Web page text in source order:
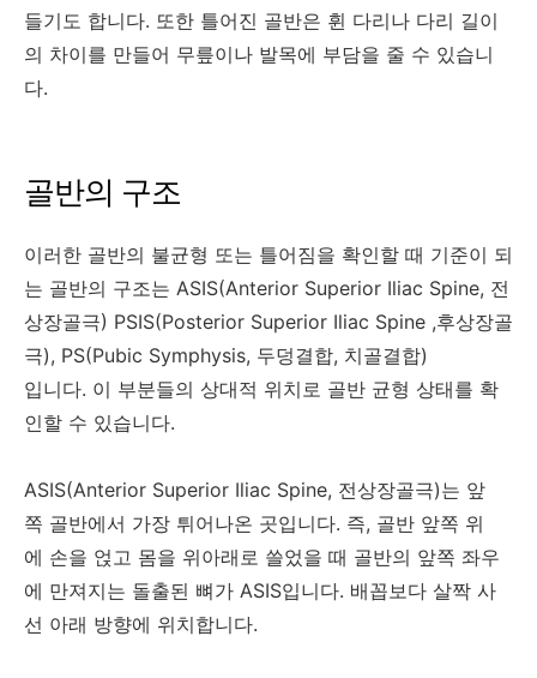
들기도 합니다. 또한 틀어진 골반은 휜 다리나 다리 길이
의 차이를 만들어 무릎이나 발목에 부담을 줄 수 있습니
다.
골반의 구조
이러한 골반의 불균형 또는 틀어짐을 확인할 때 기준이 되
는 골반의 구조는 ASIS(Anterior Superior Iliac Spine, 전
상장골극) PSIS(Posterior Superior Iliac Spine ,후상장골
극), PS(Pubic Symphysis, 두덩결합, 치골결합)
입니다. 이 부분들의 상대적 위치로 골반 균형 상태를 확
인할 수 있습니다.
ASIS(Anterior Superior Iliac Spine, 전상장골극)는 앞
쪽 골반에서 가장 튀어나온 곳입니다. 즉, 골반 앞쪽 위
에 손을 얹고 몸을 위아래로 쓸었을 때 골반의 앞쪽 좌우
에 만져지는 돌출된 뼈가 ASIS입니다. 배꼽보다 살짝 사
선 아래 방향에 위치합니다.